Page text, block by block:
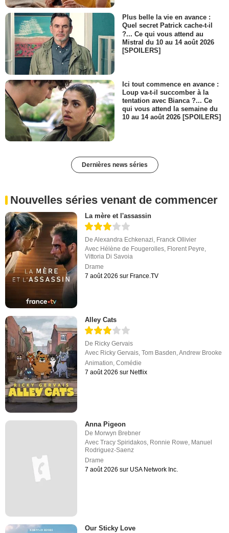
Plus belle la vie en avance :
Quel secret Patrick cache-t-il
?... Ce qui vous attend au
Mistral du 10 au 14 août 2026
[SPOILERS]
Ici tout commence en avance :
Loup va-t-il succomber à la
tentation avec Bianca ?... Ce
qui vous attend la semaine du
10 au 14 août 2026 [SPOILERS]
Dernières news séries
Nouvelles séries venant de commencer
La mère et l'assassin
DeAlexandra Echkenazi, Franck Ollivier
Avec Hélène de Fougerolles, Florent Peyre,
Vittoria Di Savoia
Drame
7 août 2026 sur France.TV
Alley Cats
De Ricky Gervais
Avec Ricky Gervais,Tom Basden,Andrew Brooke
Animation,Comédie
7 août 2026 sur Netflix
Anna Pigeon
De Morwyn Brebner
AvecTracy Spiridakos Ronnie Rowe Manuel
Rodriguez-Saenz
Drame
7 août 2026 sur USA Network Inc.
Our Sticky Love